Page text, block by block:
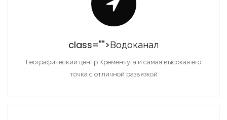
class="">Водоканал
Географический центр Кременчуга и самая высокая его
точка с отличной развязкой